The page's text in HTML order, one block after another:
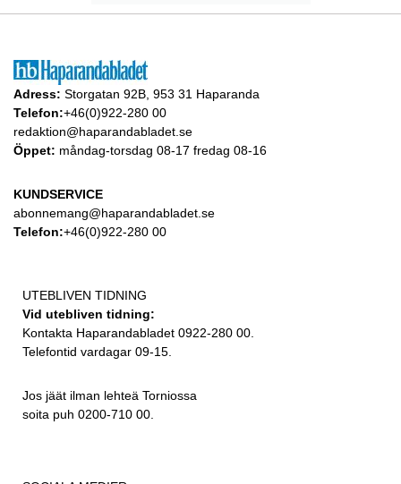
Adress: Storgatan 92B, 953 31 Haparanda
Telefon:+46(0)922-280 00
redaktion@haparandabladet.se
Öppet: måndag-torsdag 08-17 fredag 08-16
KUNDSERVICE
abonnemang@haparandabladet.se
Telefon:+46(0)922-280 00
UTEBLIVEN TIDNING
Vid utebliven tidning:
Kontakta Haparandabladet 0922-280 00.
Telefontid vardagar 09-15.
Jos jäät ilman lehteä Torniossa
soita puh 0200-710 00.